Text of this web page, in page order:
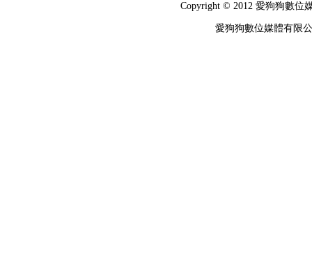
Copyright © 2012 愛狗狗數位
愛狗狗數位媒體有限